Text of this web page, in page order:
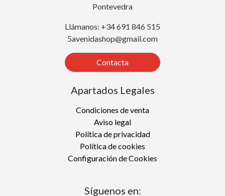
Pontevedra
Llámanos: +34 691 846 515
5avenidashop@gmail.com
Contacta
Apartados Legales
Condiciones de venta
Aviso legal
Política de privacidad
Política de cookies
Configuración de Cookies
Síguenos en: